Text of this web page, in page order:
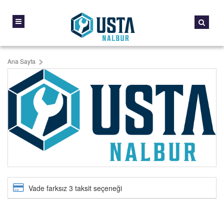
Ana Sayfa
Vade farksız 3 taksit seçeneği